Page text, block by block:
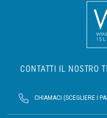
CONTATTI IL NOSTRO
CHIAMACI (SCEGLIERE I